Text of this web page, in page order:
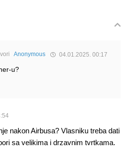
Anonymous 04.01.2025. 00:17
u?
nakon Airbusa? Vlasniku treba dati
sa velikima i drzavnim tvrtkama.